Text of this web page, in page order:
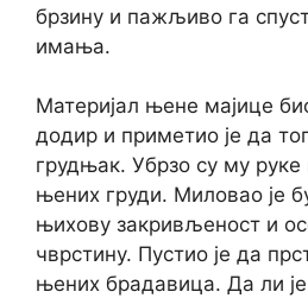
брзину и пажљиво га
имања.
Материјал њене мајице
додир и приметио је да
грудњак. Убрзо су му
њених груди. Миловао је
њихову закривљеност и
чврстину. Пустио је да
њених брадавица. Да ли је